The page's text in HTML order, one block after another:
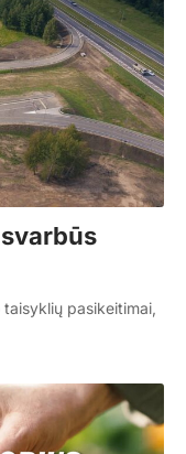
taisyklių pasikeitimai,